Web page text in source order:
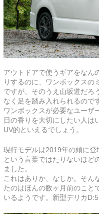
アウトドアで使うギアをなん
りするのに、ワンボックスの
ですが、そのうえ山坂道だろ
なく足を踏み入れられるので
ワンボックスが必要なユーザ
日の香りを大切にしたい人は
UV的といえるでしょう。
現行モデルは2019年の頭に
という言葉ではたりないほど
ました。
これはありか、なしか。そん
たのはほんの数ヶ月前のこと
いるようです。新型デリカ